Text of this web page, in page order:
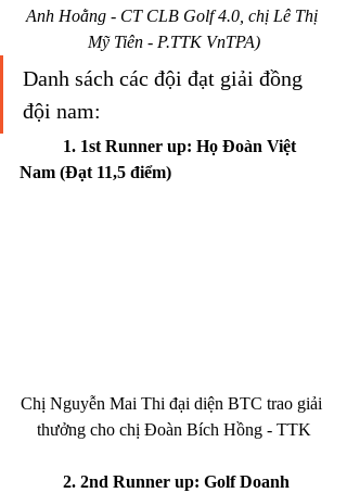
Anh Hoằng - CT CLB Golf 4.0, chị Lê Thị
Mỹ Tiên - P.TTK VnTPA)
Danh sách các đội đạt giải đồng
đội nam:
1. 1st Runner up: Họ Đoàn Việt
Nam (Đạt 11,5 điểm)
Chị Nguyễn Mai Thi đại diện BTC trao giải
thưởng cho chị Đoàn Bích Hồng - TTK
2. 2nd Runner up: Golf Doanh